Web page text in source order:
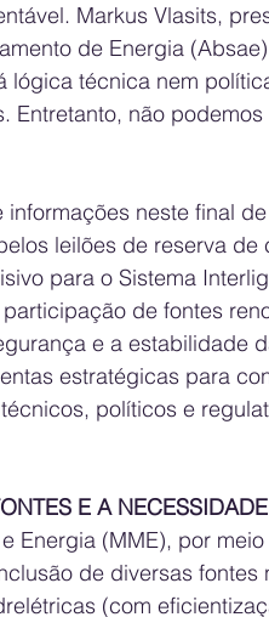
Markus Vlasits,
de Energia
lógica técnica nem
Entretanto, não
neste final
leilões de reserva
para o Sistema
de fontes
e a estabilidade
estratégicas para
políticos e
E A
Energia (MME), por
de diversas
(com